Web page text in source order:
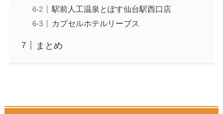
駅前人工温泉とぽす仙台駅西口店
カプセルホテルリーブス
まとめ